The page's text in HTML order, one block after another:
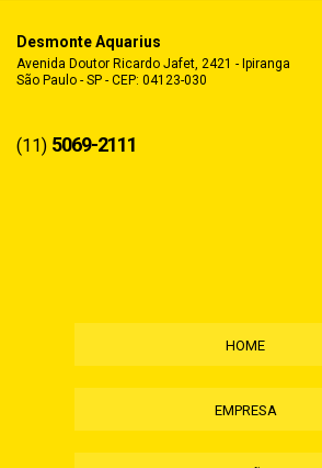
Desmonte Aquarius
Avenida Doutor Ricardo Jafet, 2421 - Ipiranga
São Paulo - SP - CEP: 04123-030
(11) 5069-2111
HOME
EMPRESA